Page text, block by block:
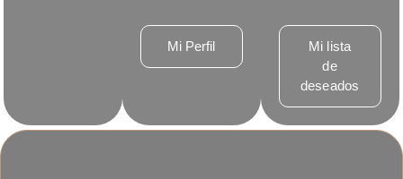
Mi Perfil
Mi lista
de
deseados